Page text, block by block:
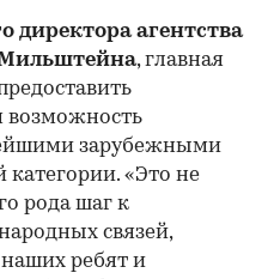
директора агентства
Мильштейна, главная
возможность
зарубежными
категории. «Это не
рода шаг к
связей,
ребят и